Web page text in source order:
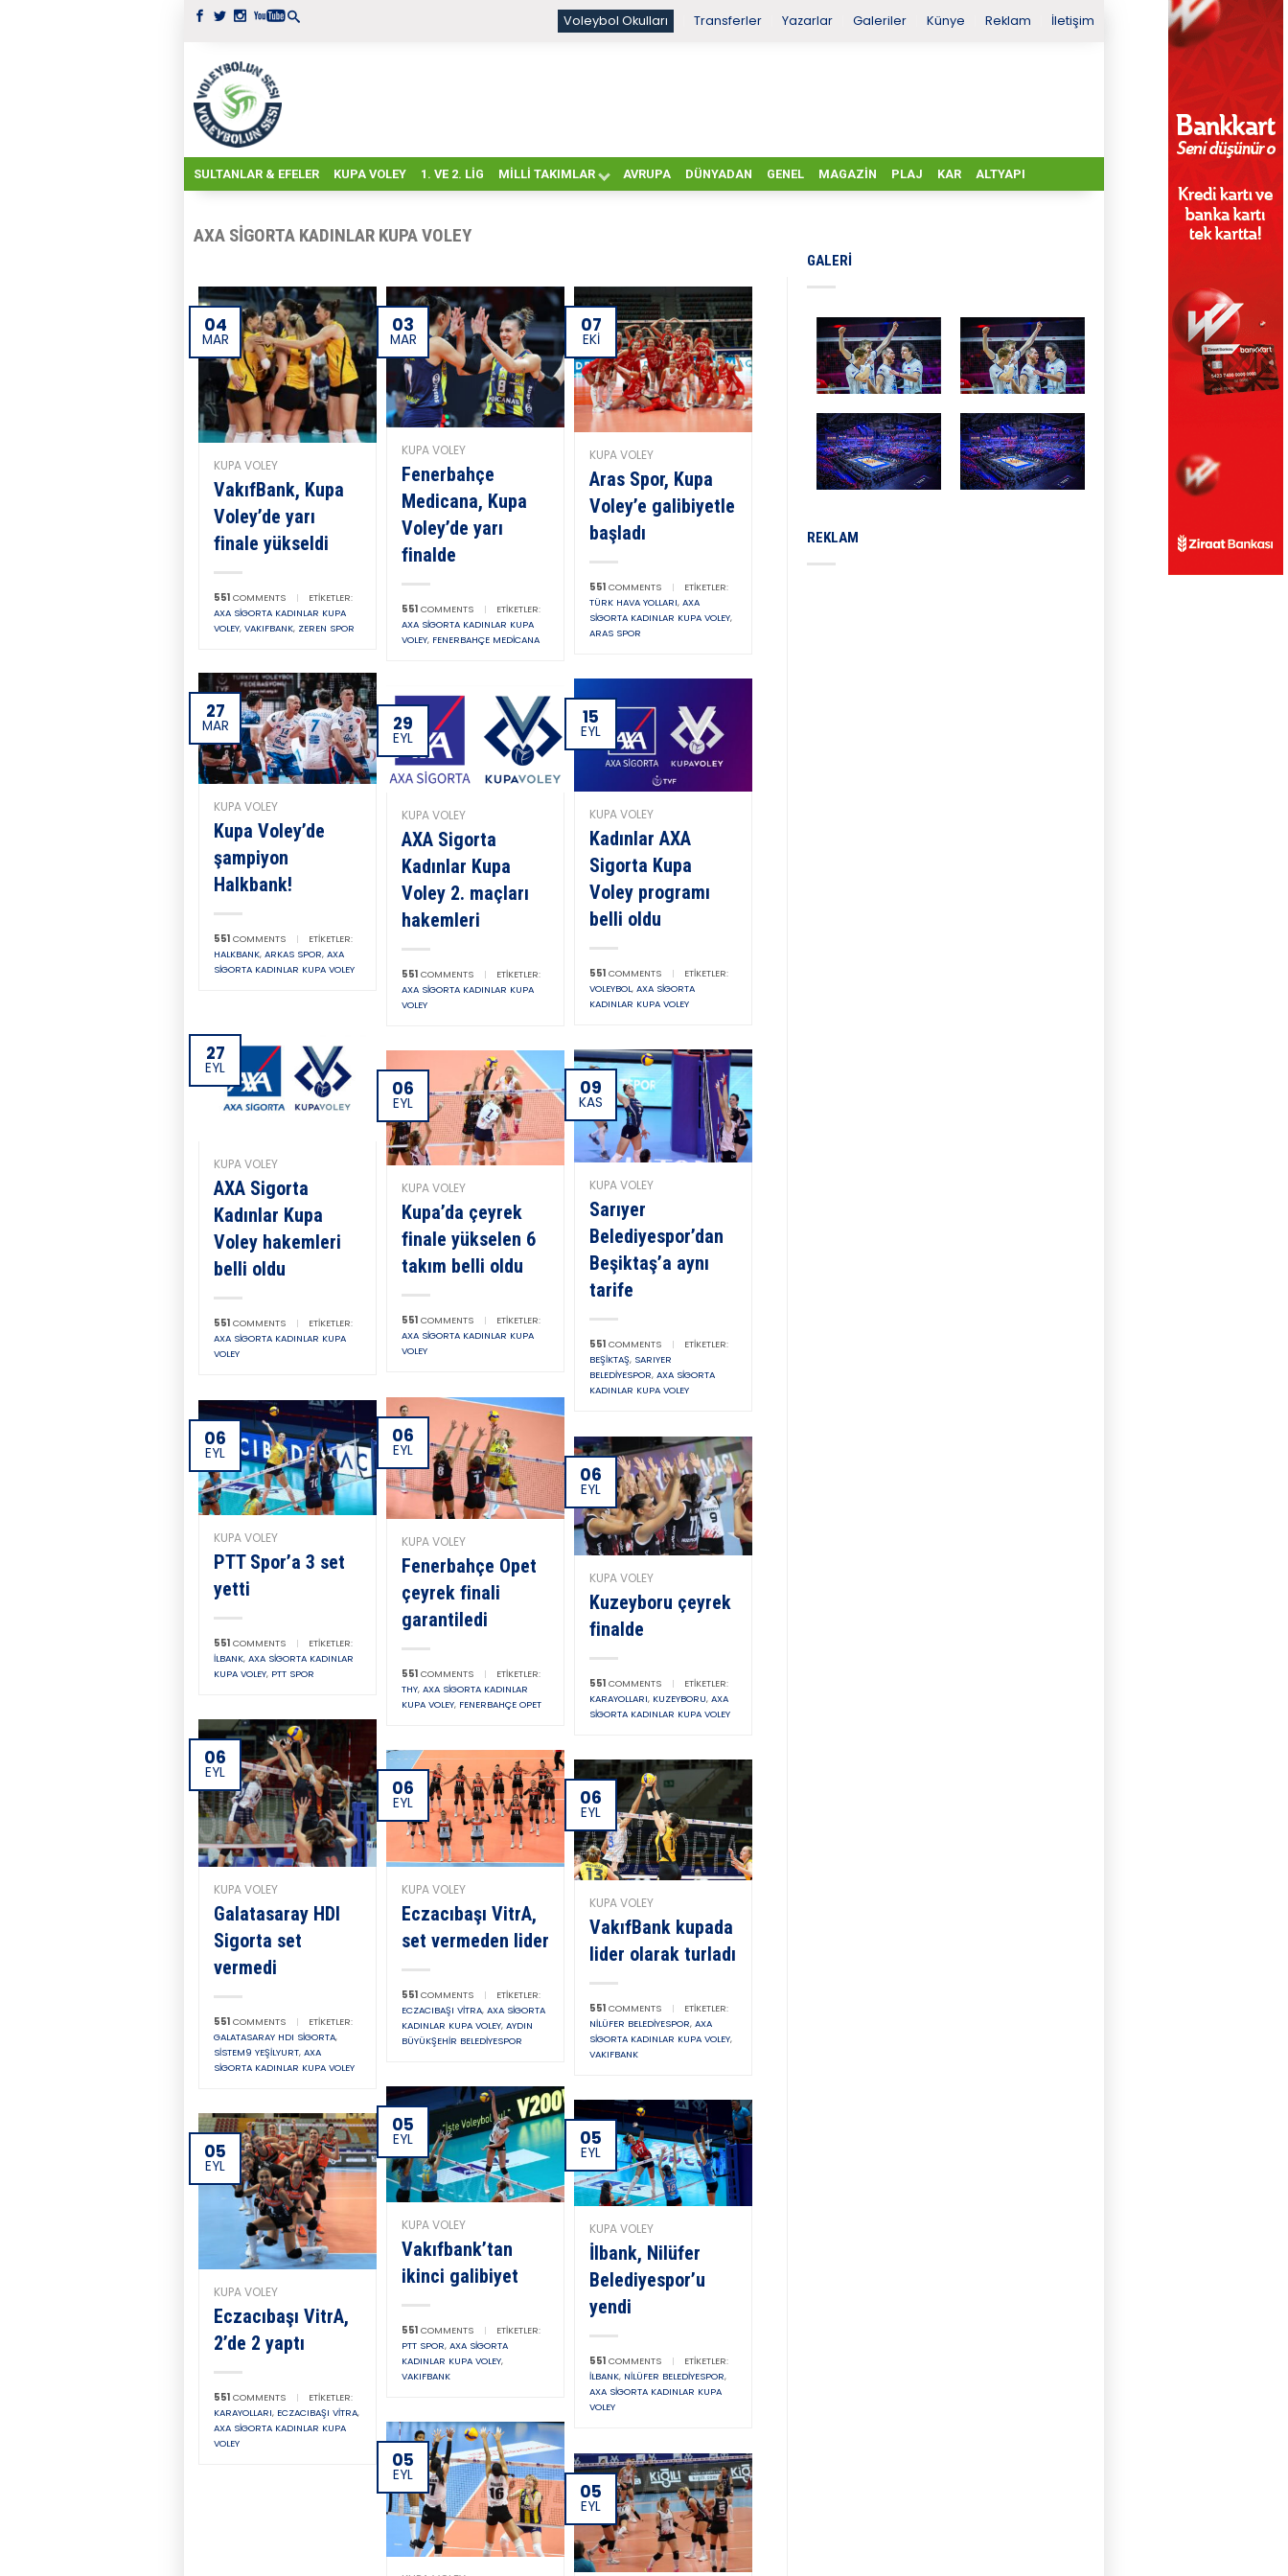
Voleybol Okulları Transferler Yazarlar Galeriler Künye Reklam İletişim
SULTANLAR & EFELER KUPA VOLEY 1. VE 2. LIG MILLI TAKIMLAR AVRUPA DÜNYADAN GENEL MAGAZIN PLAJ KAR ALTYAPI
AXA SIGORTA KADINLAR KUPA VOLEY
04
MAR
KUPA VOLEY
VakıfBank, Kupa
Voley’de yarı
finale yükseldi
551 COMMENTS |
ETIKETLER:
AXA SIGORTA KADINLAR KUPA
VOLEY, VAKIFBANK, ZEREN SPOR
03
MAR
KUPA VOLEY
Fenerbahçe
Medicana, Kupa
Voley’de yarı
finalde
551 COMMENTS |
ETIKETLER:
AXA SIGORTA KADINLAR KUPA
VOLEY, FENERBAHÇE MEDICANA
07
EKI
KUPA VOLEY
Aras Spor, Kupa
Voley’e galibiyetle
başladı
551 COMMENTS |
ETIKETLER:
TÜRK HAVA YOLLARI, AXA
SIGORTA KADINLAR KUPA VOLEY,
ARAS SPOR
27
MAR
KUPA VOLEY
Kupa Voley’de
şampiyon
Halkbank!
551 COMMENTS |
ETIKETLER:
HALKBANK, ARKAS SPOR, AXA
SIGORTA KADINLAR KUPA VOLEY
15
EYL
KUPA VOLEY
Kadınlar AXA
Sigorta Kupa
Voley programı
belli oldu
551 COMMENTS |
ETIKETLER:
VOLEYBOL, AXA SIGORTA
KADINLAR KUPA VOLEY
29
EYL
KUPA VOLEY
AXA Sigorta
Kadınlar Kupa
Voley 2. maçları
hakemleri
551 COMMENTS |
ETIKETLER:
AXA SIGORTA KADINLAR KUPA
VOLEY
27
EYL
KUPA VOLEY
AXA Sigorta
Kadınlar Kupa
Voley hakemleri
belli oldu
551 COMMENTS |
ETIKETLER:
AXA SIGORTA KADINLAR KUPA
VOLEY
09
KAS
KUPA VOLEY
Sarıyer
Belediyespor’dan
Beşiktaş’a aynı
tarife
551 COMMENTS |
ETIKETLER:
BEŞIKTAŞ, SARIYER
BELEDIYESPOR, AXA SIGORTA
KADINLAR KUPA VOLEY
06
EYL
KUPA VOLEY
Kupa’da çeyrek
finale yükselen 6
takım belli oldu
551 COMMENTS |
ETIKETLER:
AXA SIGORTA KADINLAR KUPA
VOLEY
06
EYL
KUPA VOLEY
Fenerbahçe Opet
çeyrek finali
garantiledi
551 COMMENTS |
ETIKETLER:
THY, AXA SIGORTA KADINLAR
KUPA VOLEY, FENERBAHÇE OPET
06
EYL
KUPA VOLEY
PTT Spor’a 3 set
yetti
551 COMMENTS |
ETIKETLER:
İLBANK, AXA SIGORTA KADINLAR
KUPA VOLEY, PTT SPOR
06
EYL
KUPA VOLEY
Kuzeyboru çeyrek
finalde
551 COMMENTS |
ETIKETLER:
KARAYOLLARI, KUZEYBORU, AXA
SIGORTA KADINLAR KUPA VOLEY
06
EYL
KUPA VOLEY
Galatasaray HDI
Sigorta set
vermedi
551 COMMENTS |
ETIKETLER:
GALATASARAY HDI SIGORTA,
SISTEM9 YEŞILYURT, AXA
SIGORTA KADINLAR KUPA VOLEY
06
EYL
KUPA VOLEY
Eczacıbaşı VitrA,
set vermeden lider
551 COMMENTS |
ETIKETLER:
ECZACIBAŞI VITRA, AXA SIGORTA
KADINLAR KUPA VOLEY, AYDIN
BÜYÜKŞEHIR BELEDIYESPOR
06
EYL
KUPA VOLEY
VakıfBank kupada
lider olarak turladı
551 COMMENTS |
ETIKETLER:
NILÜFER BELEDIYESPOR, AXA
SIGORTA KADINLAR KUPA VOLEY,
VAKIFBANK
05
EYL
KUPA VOLEY
Vakıfbank’tan
ikinci galibiyet
551 COMMENTS |
ETIKETLER:
PTT SPOR, AXA SIGORTA
KADINLAR KUPA VOLEY,
VAKIFBANK
05
EYL
KUPA VOLEY
İlbank, Nilüfer
Belediyespor’u
yendi
551 COMMENTS |
ETIKETLER:
İLBANK, NILÜFER BELEDIYESPOR,
AXA SIGORTA KADINLAR KUPA
VOLEY
05
EYL
KUPA VOLEY
Eczacıbaşı VitrA,
2’de 2 yaptı
551 COMMENTS |
ETIKETLER:
KARAYOLLARI, ECZACIBAŞI VITRA,
AXA SIGORTA KADINLAR KUPA
VOLEY
05
EYL
05
EYL
GALERI
REKLAM